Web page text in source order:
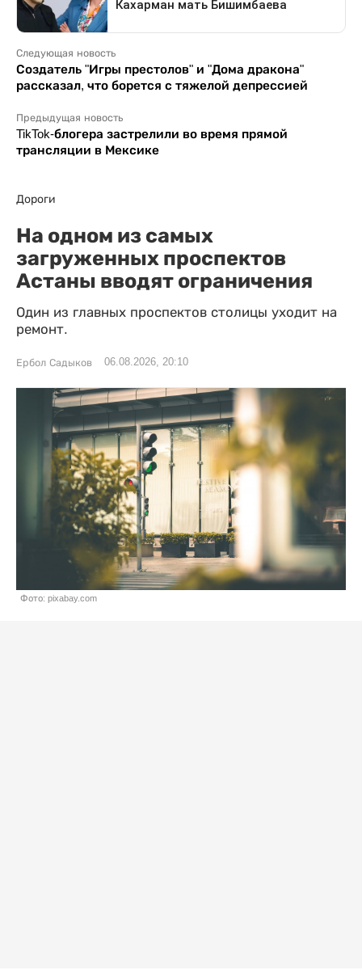
Следующая новость
Создатель "Игры престолов" и "Дома дракона"
рассказал, что борется с тяжелой депрессией
Предыдущая новость
TikTok-блогера застрелили во время прямой
трансляции в Мексике
Дороги
На одном из самых
загруженных проспектов
Астаны вводят ограничения
Один из главных проспектов столицы уходит на
ремонт.
Ербол Садыков 06.08.2026, 20:10
Фото: pixabay.com